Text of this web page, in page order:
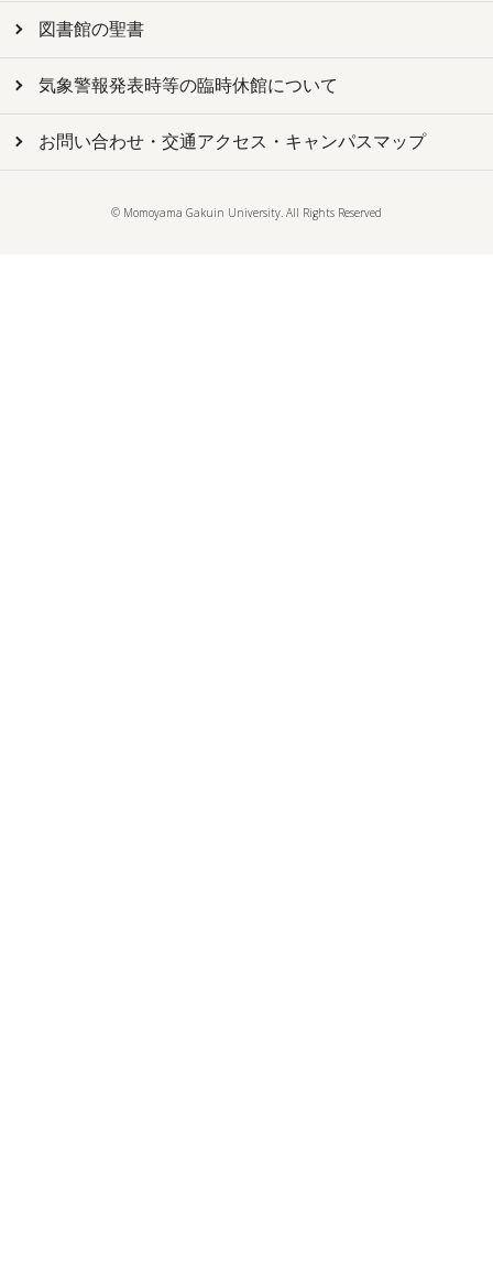
図書館の聖書
気象警報発表時等の臨時休館について
お問い合わせ・交通アクセス・キャンパスマップ
© Momoyama Gakuin University. All Rights Reserved